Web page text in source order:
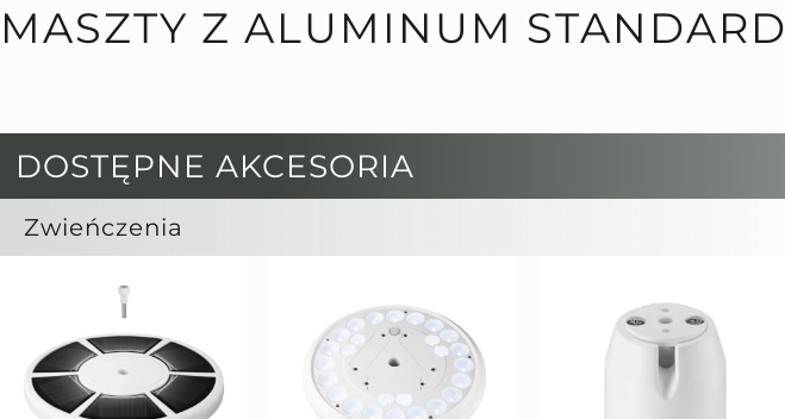
MASZTY Z ALUMINUM STANDARD
DOSTĘPNE AKCESORIA
Zwieńczenia